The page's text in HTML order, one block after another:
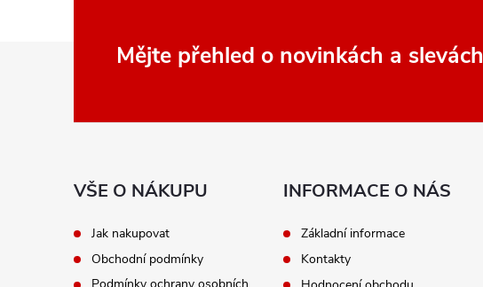
Mějte přehled o novinkách a slevách
VŠE O NÁKUPU
Jak nakupovat
Obchodní podmínky
INFORMACE O NÁS
Základní informace
Kontakty